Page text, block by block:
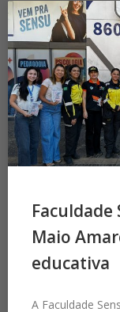
Faculdade
Maio
educativa
A Faculdade